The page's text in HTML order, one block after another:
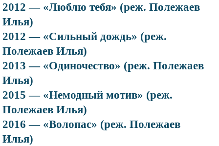
2012 — «Люблю тебя» (реж. Полежаев
Илья)
2012 — «Сильный дождь» (реж.
Полежаев Илья)
2013 — «Одиночество» (реж. Полежаев
Илья)
2015 — «Немодный мотив» (реж.
Полежаев Илья)
2016 — «Волопас» (реж. Полежаев
Илья)